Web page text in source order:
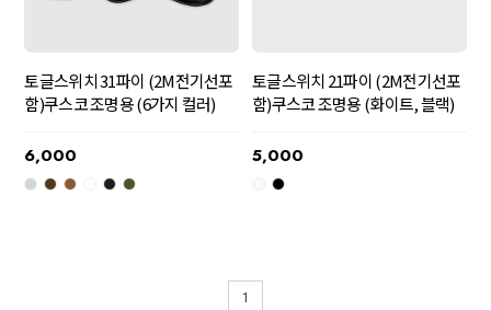
토글스위치 31파이 (2M전기선포
함)쿠스코 조명용 (6가지 컬러)
6,000
토글스위치 21파이 (2M전기선포
함)쿠스코 조명용 (화이트, 블랙)
5,000
1